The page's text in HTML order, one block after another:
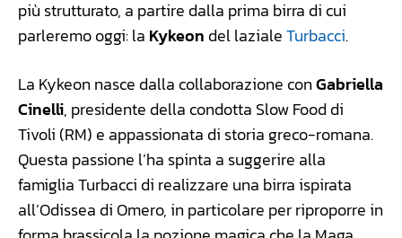
più strutturato, a partire dalla prima birra di cui
parleremo oggi: la Kykeon del lazialeTurbacci.
La Kykeon nasce dalla collaborazione conGabriella
Cinelli, presidente della condotta Slow Food di
Tivoli (RM) e appassionata di storia greco-romana.
Questa passione l’ha spinta a suggerire alla
famiglia Turbacci di realizzare una birra ispirata
all’Odissea di Omero, in particolare per riproporre in